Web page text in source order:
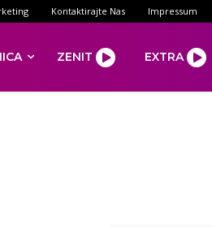
Kontaktirajte Nas Impressum
ZENIT EXTRA